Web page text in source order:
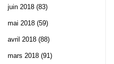
juin 2018 (83)
mai 2018 (59)
avril 2018 (88)
mars 2018 (91)